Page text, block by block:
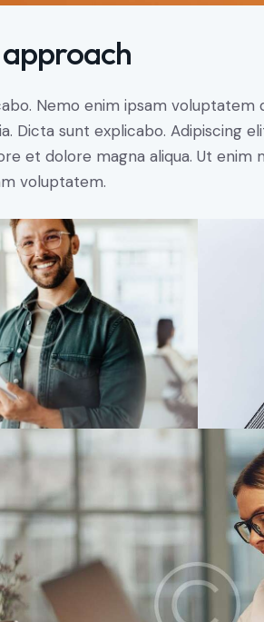
Nemo enim ipsam voluptatem
Dicta sunt explicabo. Adipiscing
et dolore magna aliqua. Ut enim
voluptatem.